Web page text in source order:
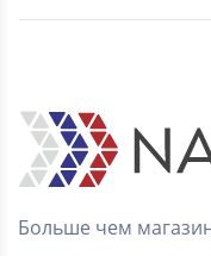
Больше чем